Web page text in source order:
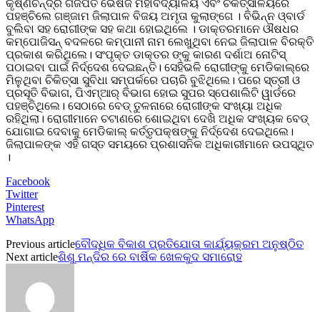
କୃଷ୍ଣଚନ୍ଦ୍ର ଗଜପତି ଭେଷଜ ମହାବିଦ୍ୟାଳୟ ଏବଂ ଚିକିତ୍ସାଳୟରେ
ପହଞ୍ଚିଲେ ଗଞ୍ଜାମ ଜିଲାପାଳ ବିଜୟ ଅମୃତା କୁଲାଙ୍ଗେ । ବିଭିନ୍ନ ଓ୍ବାର୍ଡ
ବୁଲିବା ସହ ରୋଗୀଙ୍କ ସହ କଥା ହୋଇଥିଲେ । ଡାକ୍ତରମାନେ ଔଷଧର
କମ୍ପୋଜିସନ୍‌ ବଦଳରେ କମ୍ପାନୀ ନାମ ଲେଖୁଥିବା ନେଇ ଜିଲାପାଳ ବିରକ୍ତି
ପ୍ରକାଶ କରିଥିଲେ। ସଂପୃକ୍ତ ଡାକ୍ତର ଙ୍କୁ କାରଣ ଦର୍ଶାଅ ନୋଟିସ୍‌
ପଠାଇବା ପାଇଁ ନିର୍ଦ୍ଦେଶ ଦେଇଛନ୍ତି। ସେହିଭଳି ରୋଗୀଙ୍କୁ ମେଡିକାଲ୍‌ରେ
ମିଳୁଥିବା ଚିକିତ୍ସା ସୁବିଧା ସମ୍ପର୍କରେ ପଚାରି ବୁଝିଥିଲେ। ପରେ ସ୍ତ୍ରୀ ଓ
ପ୍ରସୂତି ବିଭାଗ, ପିଏମ୍‌ଆର୍‌ ବିଭାଗ ହୋଇ ସୁପର ସ୍ପେଶାଲିଟି ୱାର୍ଡରେ
ପହଞ୍ଚିଥିଲେ। ସେଠାରେ ବେଡ୍‌ ତୁଳନାରେ ରୋଗୀଙ୍କ ସଂଖ୍ୟା ଅଧିକ
ରହିଥିଲା। ରୋଗୀମାନେ ଚଟାଣରେ ଶୋଇଥିବା ଦେଖି ଅଧିକ ସଂଖ୍ୟକ ବେଡ୍‌
ଯୋଗାଇ ଦେବାକୁ ମେଡିକାଲ୍‌ କର୍ତ୍ତୃପକ୍ଷଙ୍କୁ ନିର୍ଦ୍ଦେଶ ଦେଇଥିଲେ।
ଜିଲାପାଳଙ୍କ ଏହି ଗସ୍ତ ସମୟରେ ପ୍ରଶାସନିକ ଅଧିକାରୀମାନେ ଉପସ୍ଥିତ
।
Facebook
Twitter
Pinterest
WhatsApp
Previous articleବୌଦ୍ଧିକ ବିକାଶ ପ୍ରତିଯୋତା କାର୍ଯ୍ୟକ୍ରମ ଅନୁଷ୍ଠିତ
Next articleଶିଶୁ ମନ୍ଦିର ରେ ବାର୍ଷିକ ଖେଳକୁଦ ସମାରୋହ